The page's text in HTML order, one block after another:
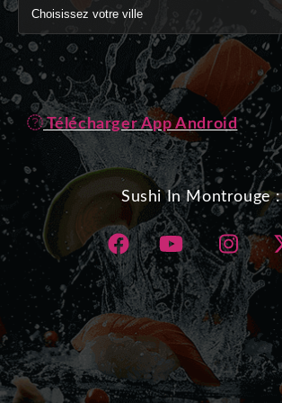
Télécharger App Android
Sushi In Montrouge :